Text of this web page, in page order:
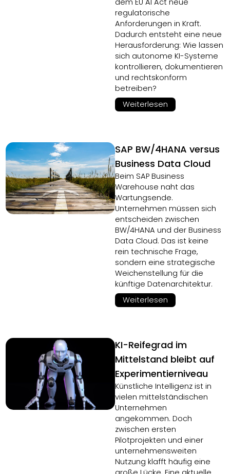
dem EU AI Act neue
regulatorische
Anforderungen in Kraft.
Dadurch entsteht eine neue
Herausforderung: Wie lassen
sich autonome KI-Systeme
kontrollieren, dokumentieren
und rechtskonform
betreiben?
Weiterlesen
SAP BW/4HANA versus
Business Data Cloud
Beim SAP Business
Warehouse naht das
Wartungsende.
Unternehmen müssen sich
entscheiden zwischen
BW/4HANA und der Business
Data Cloud. Das ist keine
rein technische Frage,
sondern eine strategische
Weichenstellung für die
künftige Datenarchitektur.
Weiterlesen
KI-Reifegrad im
Mittelstand bleibt auf
Experimentierniveau
Künstliche Intelligenz ist in
vielen mittelständischen
Unternehmen
angekommen. Doch
zwischen ersten
Pilotprojekten und einer
unternehmensweiten
Nutzung klafft häufig eine